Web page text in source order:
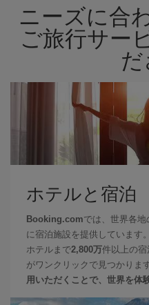
ニーズに合
ご旅行サー
ホテルと宿泊
Booking.comでは、世界各地
に宿泊施設を提供しています
ホテルまで2,800万件以上の
がワンクリックで見つかりま
用いただくことで、世界を体